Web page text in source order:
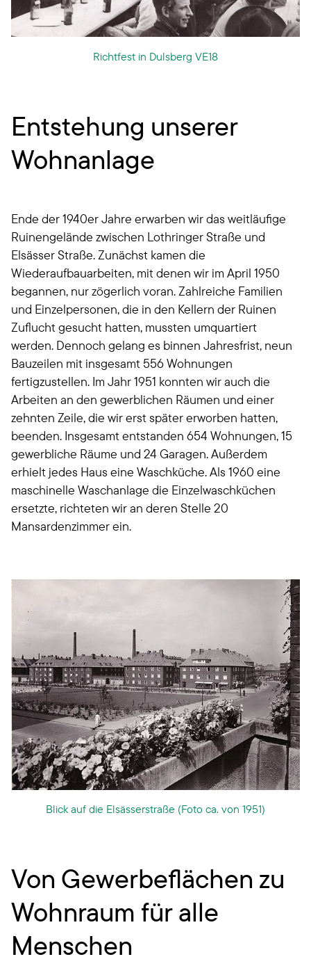
Richtfest in Dulsberg VE18
Entstehung unserer
Wohnanlage
Ende der 1940er Jahre erwarben wir das weitläufige
Ruinengelände zwischen Lothringer Straße und
Elsässer Straße. Zunächst kamen die
Wiederaufbauarbeiten, mit denen wir im April 1950
begannen, nur zögerlich voran. Zahlreiche Familien
und Einzelpersonen, die in den Kellern der Ruinen
Zuflucht gesucht hatten, mussten umquartiert
werden. Dennoch gelang es binnen Jahresfrist, neun
Bauzeilen mit insgesamt 556 Wohnungen
fertigzustellen. Im Jahr 1951 konnten wir auch die
Arbeiten an den gewerblichen Räumen und einer
zehnten Zeile, die wir erst später erworben hatten,
beenden. Insgesamt entstanden 654 Wohnungen, 15
gewerbliche Räume und 24 Garagen. Außerdem
erhielt jedes Haus eine Waschküche. Als 1960 eine
maschinelle Waschanlage die Einzelwaschküchen
ersetzte, richteten wir an deren Stelle 20
Mansardenzimmer ein.
Blick auf die Elsässerstraße (Foto ca. von 1951)
Von Gewerbeflächen zu
Wohnraum für alle
Menschen